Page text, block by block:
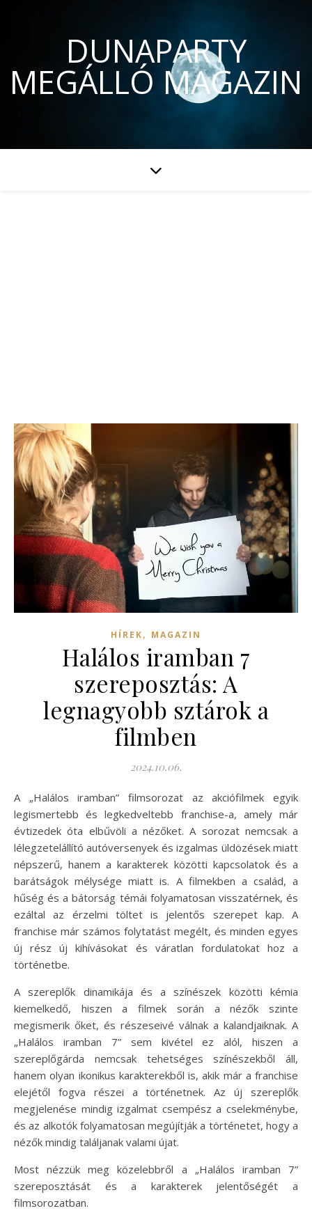
DUNAPARTY
MEGÁLLÓ MAGAZIN
HÍREK, MAGAZIN
Halálos iramban 7
szereposztás: A
legnagyobb sztárok a
filmben
2024.10.06.
A „Halálos iramban” filmsorozat az akciófilmek egyik
legismertebb és legkedveltebb franchise-a, amely már
évtizedek óta elbűvöli a nézőket. A sorozat nemcsak a
lélegzetelállító autóversenyek és izgalmas üldözések miatt
népszerű, hanem a karakterek közötti kapcsolatok és a
barátságok mélysége miatt is. A filmekben a család, a
hűség és a bátorság témái folyamatosan visszatérnek, és
ezáltal az érzelmi töltet is jelentős szerepet kap. A
franchise már számos folytatást megélt, és minden egyes
új rész új kihívásokat és váratlan fordulatokat hoz a
történetbe.
A szereplők dinamikája és a színészek közötti kémia
kiemelkedő, hiszen a filmek során a nézők szinte
megismerik őket, és részeseivé válnak a kalandjaiknak. A
„Halálos iramban 7” sem kivétel ez alól, hiszen a
szereplőgárda nemcsak tehetséges színészekből áll,
hanem olyan ikonikus karakterekből is, akik már a franchise
elejétől fogva részei a történetnek. Az új szereplők
megjelenése mindig izgalmat csempész a cselekménybe,
és az alkotók folyamatosan megújítják a történetet, hogy a
nézők mindig találjanak valami újat.
Most nézzük meg közelebbről a „Halálos iramban 7”
szereposztását és a karakterek jelentőségét a
filmsorozatban.